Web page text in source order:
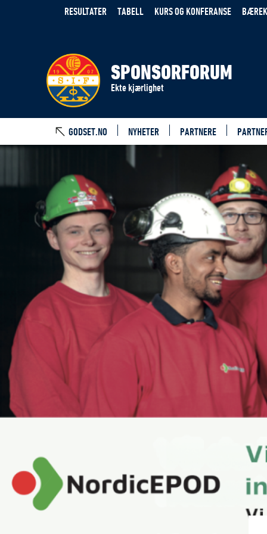
RESULTATER TABELL KURS OG KONFERANSE
SPONSORFORUM
Ekte kjærlighet
GODSET.NO NYHETER PARTNERE